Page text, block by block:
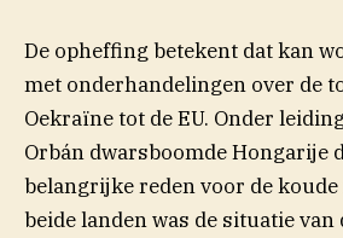
De opheffing betekent dat kan
met onderhandelingen over de
Oekraïne tot de EU. Onder
Orbán dwarsboomde Hongarije
belangrijke reden voor de
beide landen was de situatie van